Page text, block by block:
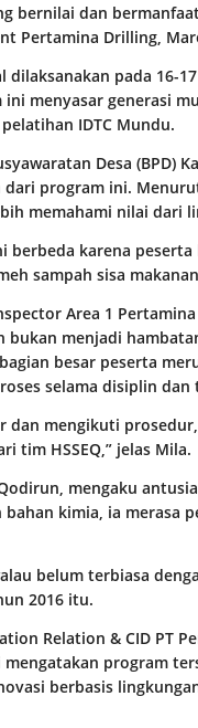
bernilai dan
Pertamina Drilling,
dilaksanakan pada 16-
ini menyasar generasi
IDTC Mundu.
Desa (BPD)
dari program ini.
memahami nilai dari
berbeda karena
sampah sisa
Area 1
bukan menjadi
besar peserta
selama disiplin dan
dan mengikuti
tim HSSEQ,” jelas Mila.
mengaku
bahan kimia, ia merasa
belum terbiasa
2016 itu.
Relation & CID PT
program
berbasis